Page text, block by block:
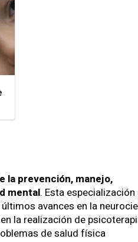
la prevención, manejo,
mental. Esta especialización
avances en la
la realización de
de salud física